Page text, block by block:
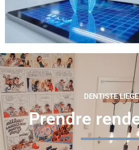
DENTISTE LIEGE
Prendre